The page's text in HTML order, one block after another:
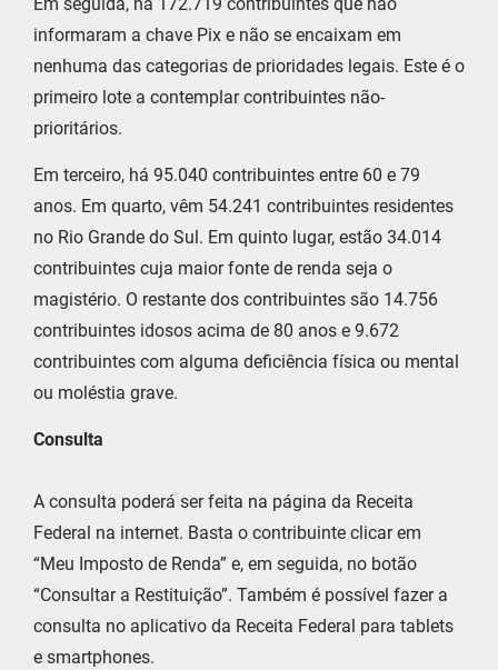
informaram a chave Pix e não se encaixam em
nenhuma das categorias de prioridades legais. Este é o
primeiro lote a contemplar contribuintes não-
prioritários.
Em terceiro, há 95.040 contribuintes entre 60 e 79
anos. Em quarto, vêm 54.241 contribuintes residentes
no Rio Grande do Sul. Em quinto lugar, estão 34.014
contribuintes cuja maior fonte de renda seja o
magistério. O restante dos contribuintes são 14.756
contribuintes idosos acima de 80 anos e 9.672
contribuintes com alguma deficiência física ou mental
ou moléstia grave.
Consulta
A consulta poderá ser feita na página da Receita
Federal na internet. Basta o contribuinte clicar em
“Meu Imposto de Renda” e, em seguida, no botão
“Consultar a Restituição”. Também é possível fazer a
consulta no aplicativo da Receita Federal para tablets
e smartphones.